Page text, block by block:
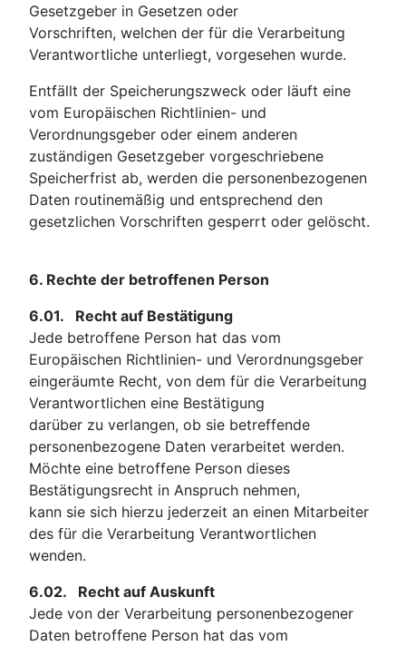
Gesetzgeber in Gesetzen oder
Vorschriften, welchen der für die Verarbeitung
Verantwortliche unterliegt, vorgesehen wurde.
Entfällt der Speicherungszweck oder läuft eine
vom Europäischen Richtlinien- und
Verordnungsgeber oder einem anderen
zuständigen Gesetzgeber vorgeschriebene
Speicherfrist ab, werden die personenbezogenen
Daten routinemäßig und entsprechend den
gesetzlichen Vorschriften gesperrt oder gelöscht.
6. Rechte der betroffenen Person
6.01. Recht auf Bestätigung
Jede betroffene Person hat das vom
Europäischen Richtlinien- und Verordnungsgeber
eingeräumte Recht, von dem für die Verarbeitung
Verantwortlichen eine Bestätigung
darüber zu verlangen, ob sie betreffende
personenbezogene Daten verarbeitet werden.
Möchte eine betroffene Person dieses
Bestätigungsrecht in Anspruch nehmen,
kann sie sich hierzu jederzeit an einen Mitarbeiter
des für die Verarbeitung Verantwortlichen
wenden.
6.02. Recht auf Auskunft
Jede von der Verarbeitung personenbezogener
Daten betroffene Person hat das vom